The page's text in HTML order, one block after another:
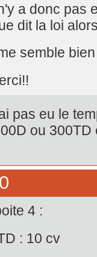
a donc pas
dit la loi
semble
pas eu le
ou
4 :
: 10 cv